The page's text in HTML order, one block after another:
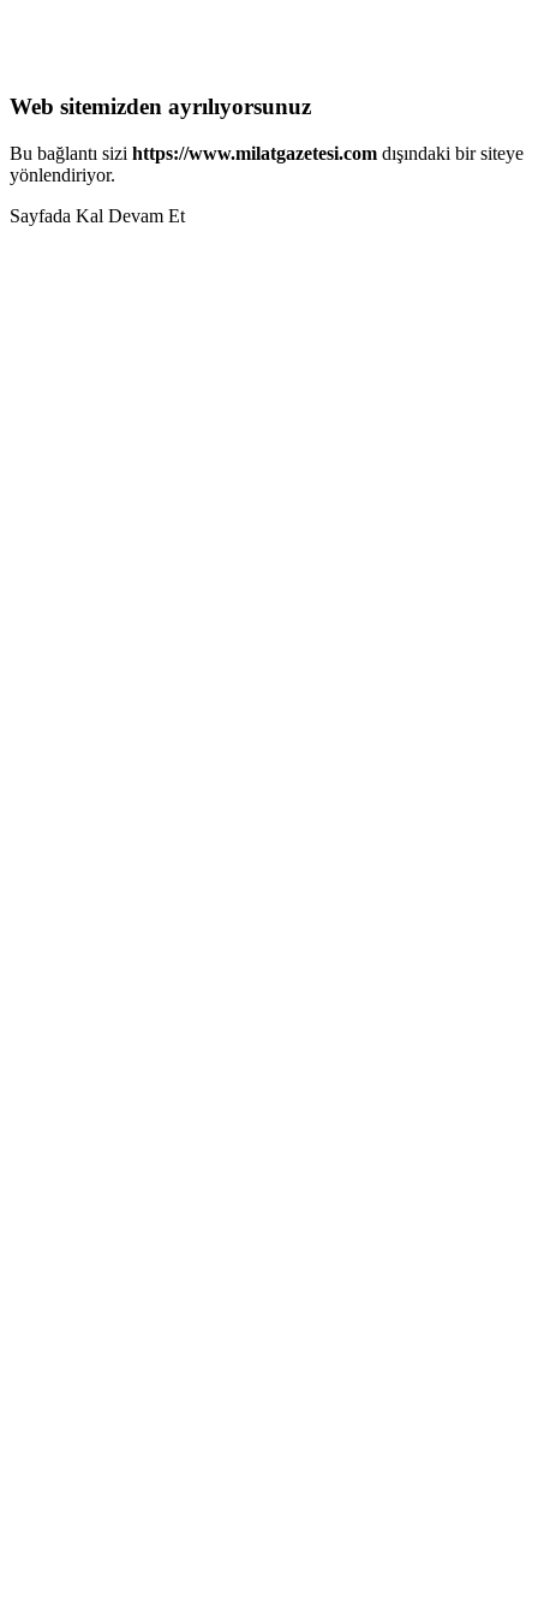
Web sitemizden ayrılıyorsunuz
Bu bağlantı sizi https://www.milatgazetesi.com dışındaki bir siteye
yönlendiriyor.
Sayfada Kal Devam Et